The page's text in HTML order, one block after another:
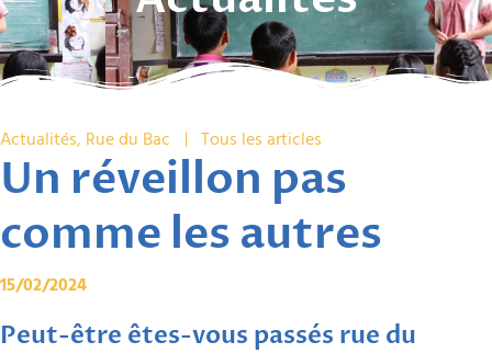
Actualités, Rue du Bac Tous les articles
Un réveillon pas
comme les autres
15/02/2024
Peut-être êtes-vous passés rue du